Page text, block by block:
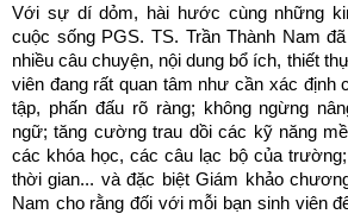
Với sự dí dỏm, hài hước cùng những
cuộc sống PGS. TS. Trần Thành Nam
nhiều câu chuyện, nội dung bổ ích, thiết
viên đang rất quan tâm như cần xác định
tập, phấn đấu rõ ràng; không ngừng
ngữ; tăng cường trau dồi các kỹ năng
các khóa học, các câu lạc bộ của
thời gian... và đặc biệt Giám khảo
Nam cho rằng đối với mỗi bạn sinh viên